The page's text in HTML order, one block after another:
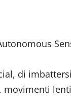
di
movimenti